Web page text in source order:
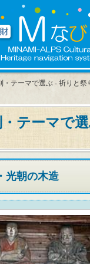
・テーマで選ぶ - 祈りと祭
テーマで
光朝の木造